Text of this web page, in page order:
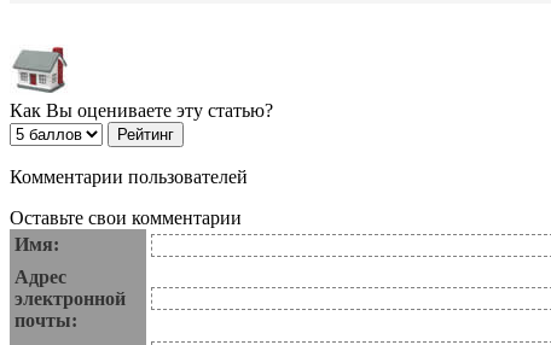
Как Вы оцениваете эту статью?
Комментарии пользователей
Оставьте свои комментарии
Имя:
Адрес
электронной
почты: